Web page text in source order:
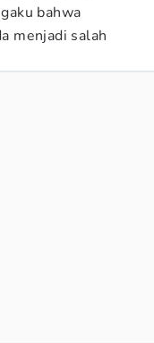
bahwa
menjadi salah